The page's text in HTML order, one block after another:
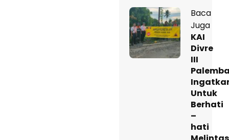
Baca
Juga
KAI
Divre
III
Untuk
Berhati
–
hati